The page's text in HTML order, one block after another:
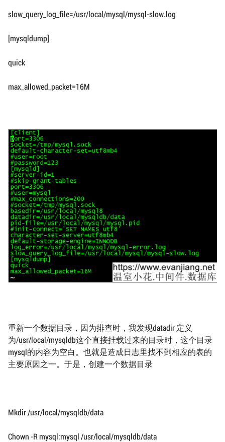
slow_query_log_file=/usr/local/mysql/mysql-slow.log
[mysqldump]
quick
max_allowed_packet=16M
重新一个数据目录，因为排查时，我发现datadir 定义
为/usr/local/mysqldb这个直接挂载过来的目录时，这个目录
mysql的内容为空白。也就是造成日志里找不到相应的表的
主要原因之一。于是，创建一个数据目录
Mkdir /usr/local/mysqldb/data
Chown -R mysql:mysql /usr/local/mysqldb/data